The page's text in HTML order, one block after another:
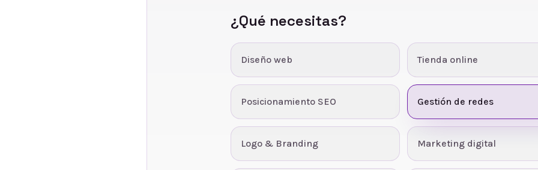
¿Qué necesitas?
Diseño web Tienda online
Posicionamiento SEO Gestión de redes
Logo & Branding Marketing digital